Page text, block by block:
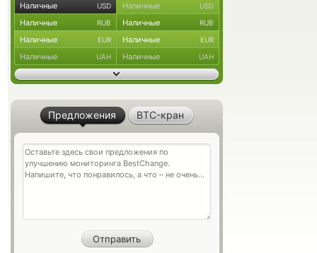
Наличные USD Наличные USD
Наличные RUB Наличные RUB
Наличные EUR Наличные EUR
Наличные UAH Наличные UAH
Предложения BTC-кран